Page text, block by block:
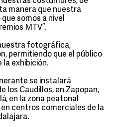
manera que nuestra
somos a nivel
MTV”.
fotográfica,
permitiendo que el público
exhibición.
se instalará
los Caudillos, en Zapopan,
en la zona peatonal
centros comerciales de la